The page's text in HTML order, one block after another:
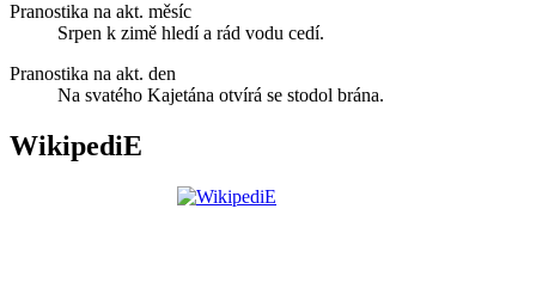
Pranostika na akt. měsíc
Srpen k zimě hledí a rád vodu cedí.
Pranostika na akt. den
Na svatého Kajetána otvírá se stodol brána.
WikipediE